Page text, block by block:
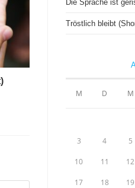
Die Sprache ist
Tröstlich bleibt
M D M
3 4 5
10 11 12
17 18 19